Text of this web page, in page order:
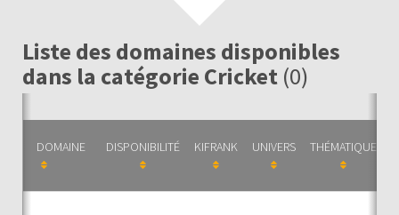
Liste des domaines disponibles
dans la catégorie Cricket (0)
DOMAINE DISPONIBILITÉ KIFRANK UNIVERS THÉMATIQUE